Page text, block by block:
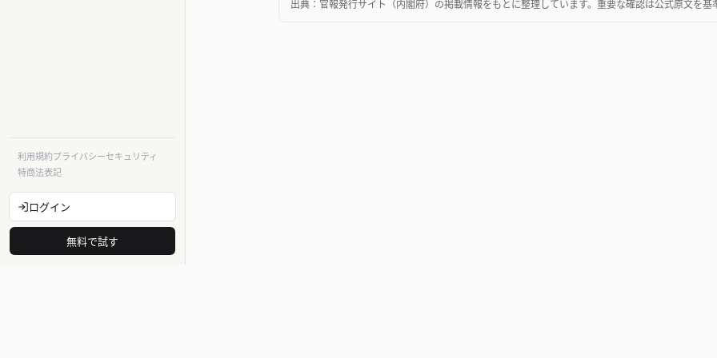
利用規約プライバシーセキュリティ
特商法表記
ログイン
無料で試す
出典： 官報発行サイト（内閣府） の掲載情報をもとに整理しています。重要な確認は公式原文を基